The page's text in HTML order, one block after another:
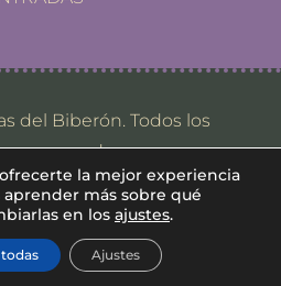
del Biberón. Todos los
reservados.
la mejor experiencia
más sobre qué
en los ajustes.
todas Ajustes